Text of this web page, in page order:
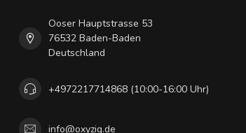
Ooser Hauptstrasse 53
76532 Baden-Baden
Deutschland
+4972217714868 (10:00-16:00 Uhr)
info@oxyzig.de